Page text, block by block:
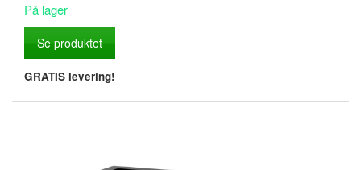
På lager
Se produktet
GRATIS levering!